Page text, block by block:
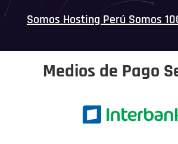
Somos Hosting Perú Somos
Medios de Pago